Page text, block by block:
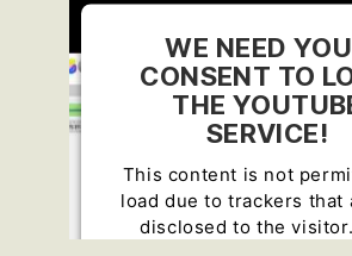
WE NEED
CONSENT TO
THE
SERVICE!
This content is not
load due to trackers that
disclosed to the